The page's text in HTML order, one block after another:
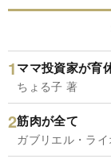
ママ投資家が育
ちょる子 著
筋肉が全て
ガブリエル・ラ